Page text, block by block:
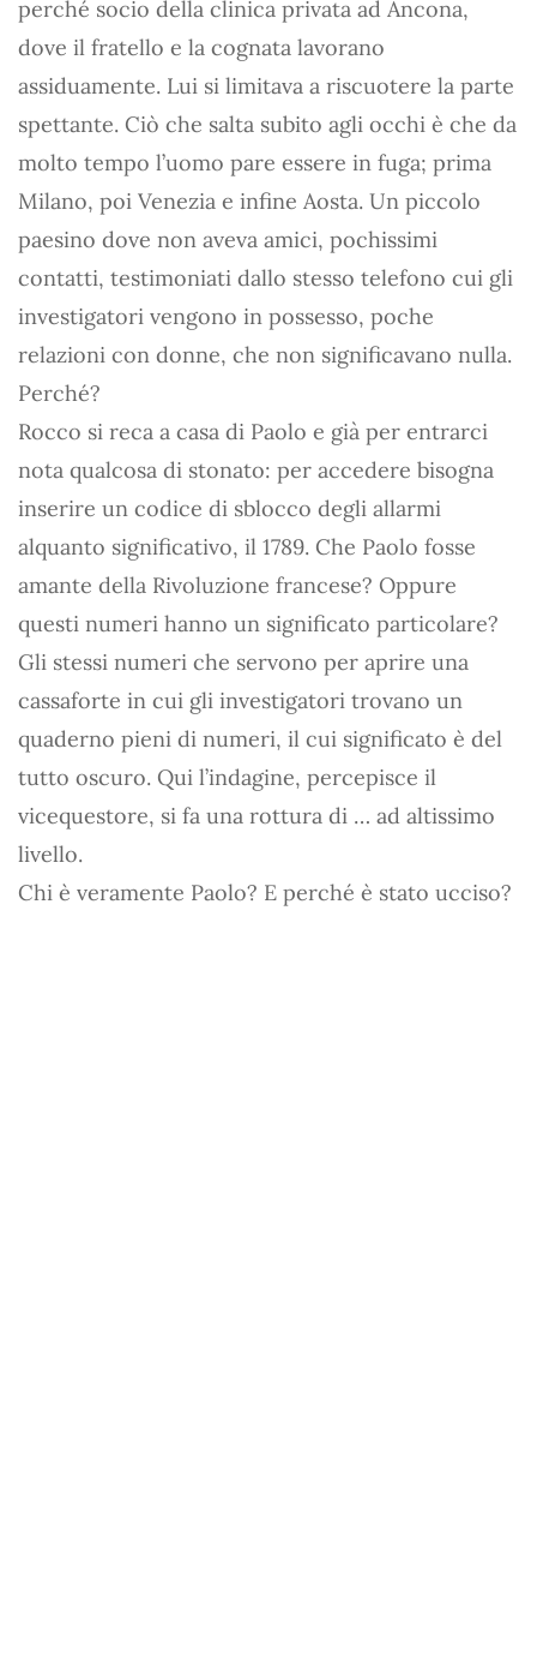
perché socio della clinica privata ad Ancona,
dove il fratello e la cognata lavorano
assiduamente. Lui si limitava a riscuotere la parte
spettante. Ciò che salta subito agli occhi è che da
molto tempo l’uomo pare essere in fuga; prima
Milano, poi Venezia e infine Aosta. Un piccolo
paesino dove non aveva amici, pochissimi
contatti, testimoniati dallo stesso telefono cui gli
investigatori vengono in possesso, poche
relazioni con donne, che non significavano nulla.
Perché?
Rocco si reca a casa di Paolo e già per entrarci
nota qualcosa di stonato: per accedere bisogna
inserire un codice di sblocco degli allarmi
alquanto significativo, il 1789. Che Paolo fosse
amante della Rivoluzione francese? Oppure
questi numeri hanno un significato particolare?
Gli stessi numeri che servono per aprire una
cassaforte in cui gli investigatori trovano un
quaderno pieni di numeri, il cui significato è del
tutto oscuro. Qui l’indagine, percepisce il
vicequestore, si fa una rottura di … ad altissimo
livello.
Chi è veramente Paolo? E perché è stato ucciso?